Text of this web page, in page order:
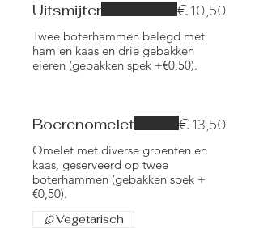
Uitsmijter
Twee boterhammen belegd met
ham en kaas en drie gebakken
eieren (gebakken spek +€0,50).
€ 10,50
Boerenomelet
Omelet met diverse groenten en
kaas, geserveerd op twee
boterhammen (gebakken spek +
€0,50).
€ 13,50
Vegetarisch